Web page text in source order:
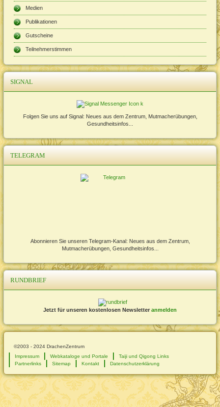
Medien
Publikationen
Gutscheine
Teilnehmerstimmen
SIGNAL
Folgen Sie uns auf Signal: Neues aus dem Zentrum, Mutmacherübungen,
Gesundheitsinfos...
TELEGRAM
Abonnieren Sie unseren Telegram-Kanal: Neues aus dem Zentrum,
Mutmacherübungen, Gesundheitsinfos...
RUNDBRIEF
Jetzt für unseren kostenlosen Newsletter anmelden
©2003 - 2024 DrachenZentrum
Impressum
Webkataloge und Portale
Taiji und Qigong Links
Partnerlinks
Sitemap Kontakt Datenschutzerklärung